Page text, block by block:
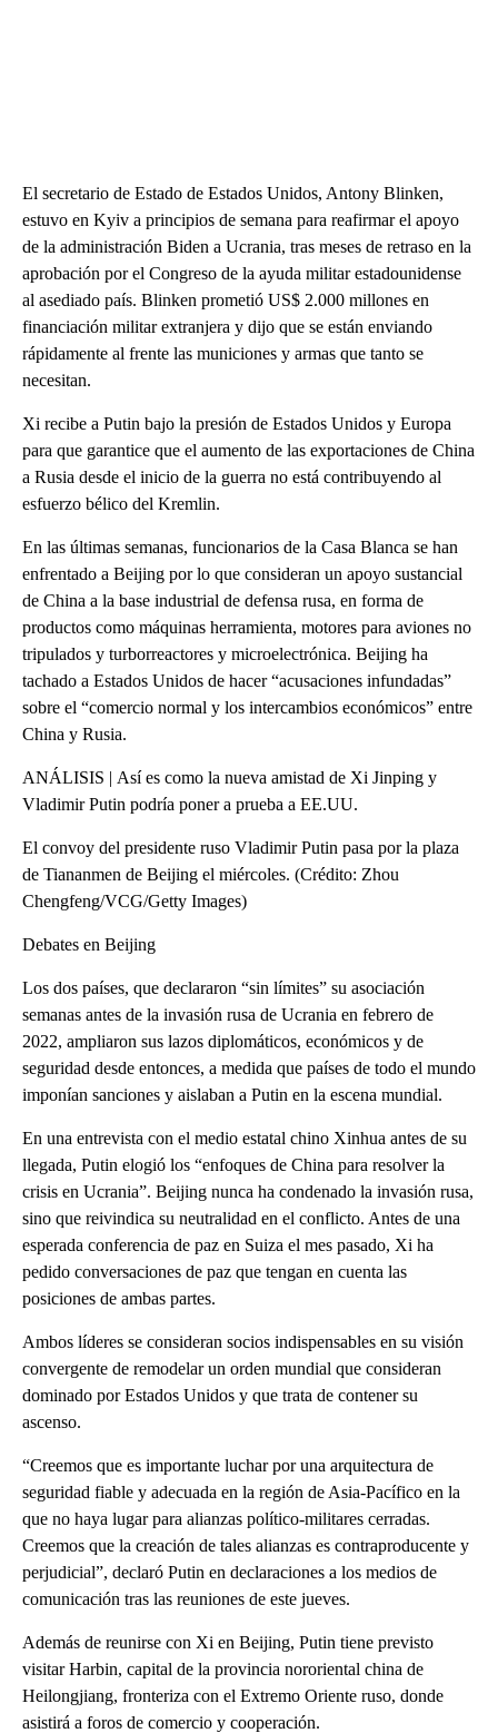
El secretario de Estado de Estados Unidos, Antony Blinken,
estuvo en Kyiv a principios de semana para reafirmar el apoyo
de la administración Biden a Ucrania, tras meses de retraso en la
aprobación por el Congreso de la ayuda militar estadounidense
al asediado país. Blinken prometió US$ 2.000 millones en
financiación militar extranjera y dijo que se están enviando
rápidamente al frente las municiones y armas que tanto se
necesitan.
Xi recibe a Putin bajo la presión de Estados Unidos y Europa
para que garantice que el aumento de las exportaciones de China
a Rusia desde el inicio de la guerra no está contribuyendo al
esfuerzo bélico del Kremlin.
En las últimas semanas, funcionarios de la Casa Blanca se han
enfrentado a Beijing por lo que consideran un apoyo sustancial
de China a la base industrial de defensa rusa, en forma de
productos como máquinas herramienta, motores para aviones no
tripulados y turborreactores y microelectrónica. Beijing ha
tachado a Estados Unidos de hacer “acusaciones infundadas”
sobre el “comercio normal y los intercambios económicos” entre
China y Rusia.
ANÁLISIS | Así es como la nueva amistad de Xi Jinping y
Vladimir Putin podría poner a prueba a EE.UU.
El convoy del presidente ruso Vladimir Putin pasa por la plaza
de Tiananmen de Beijing el miércoles. (Crédito: Zhou
Chengfeng/VCG/Getty Images)
Debates en Beijing
Los dos países, que declararon “sin límites” su asociación
semanas antes de la invasión rusa de Ucrania en febrero de
2022, ampliaron sus lazos diplomáticos, económicos y de
seguridad desde entonces, a medida que países de todo el mundo
imponían sanciones y aislaban a Putin en la escena mundial.
En una entrevista con el medio estatal chino Xinhua antes de su
llegada, Putin elogió los “enfoques de China para resolver la
crisis en Ucrania”. Beijing nunca ha condenado la invasión rusa,
sino que reivindica su neutralidad en el conflicto. Antes de una
esperada conferencia de paz en Suiza el mes pasado, Xi ha
pedido conversaciones de paz que tengan en cuenta las
posiciones de ambas partes.
Ambos líderes se consideran socios indispensables en su visión
convergente de remodelar un orden mundial que consideran
dominado por Estados Unidos y que trata de contener su
ascenso.
“Creemos que es importante luchar por una arquitectura de
seguridad fiable y adecuada en la región de Asia-Pacífico en la
que no haya lugar para alianzas político-militares cerradas.
Creemos que la creación de tales alianzas es contraproducente y
perjudicial”, declaró Putin en declaraciones a los medios de
comunicación tras las reuniones de este jueves.
Además de reunirse con Xi en Beijing, Putin tiene previsto
visitar Harbin, capital de la provincia nororiental china de
Heilongjiang, fronteriza con el Extremo Oriente ruso, donde
asistirá a foros de comercio y cooperación.